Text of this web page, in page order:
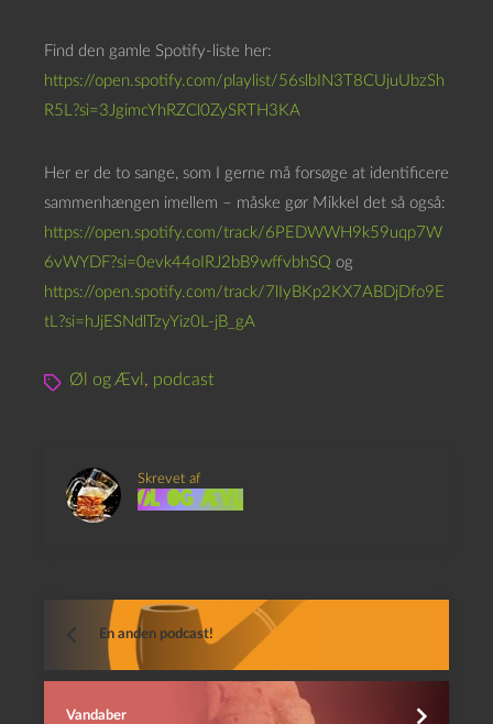
Find den gamle Spotify-liste her:
https://open.spotify.com/playlist/56slbIN3T8CUjuUbzSh
R5L?si=3JgimcYhRZCl0ZySRTH3KA
Her er de to sange, som I gerne må forsøge at identificere
sammenhængen imellem – måske gør Mikkel det så også:
https://open.spotify.com/track/6PEDWWH9k59uqp7W
6vWYDF?si=0evk44oIRJ2bB9wffvbhSQ og
https://open.spotify.com/track/7lIyBKp2KX7ABDjDfo9E
tL?si=hJjESNdlTzyYiz0L-jB_gA
Øl og Ævl , podcast
Skrevet af
Øl og Ævl
En anden podcast!
Vandaber